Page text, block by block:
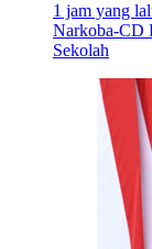
1 jam yang
Narkoba-CD
Sekolah